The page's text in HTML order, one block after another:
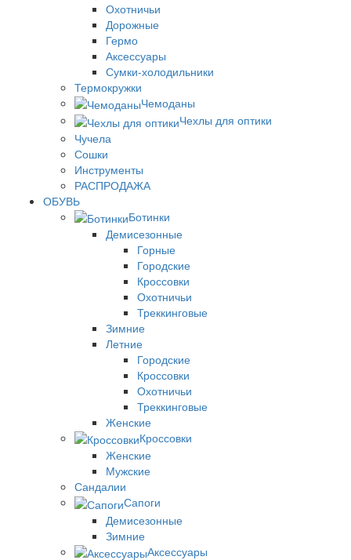
Охотничьи
Дорожные
Гермо
Аксессуары
Сумки-холодильники
Термокружки
Чемоданы
Чехлы для оптики
Чучела
Сошки
Инструменты
РАСПРОДАЖА
ОБУВЬ
Ботинки
Демисезонные
Горные
Городские
Кроссовки
Охотничьи
Треккинговые
Зимние
Летние
Городские
Кроссовки
Охотничьи
Треккинговые
Женские
Кроссовки
Женские
Мужские
Сандалии
Сапоги
Демисезонные
Зимние
Аксессуары